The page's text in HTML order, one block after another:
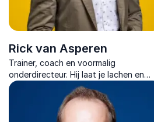
Rick van Asperen
Trainer, coach en voormalig
onderdirecteur. Hij laat je lachen en
leren met zijn lezingen over gedrag,
brein en samenwerken.